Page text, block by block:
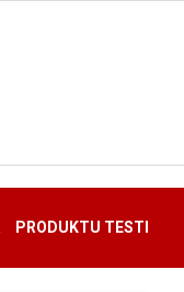
PRODUKTU TESTI